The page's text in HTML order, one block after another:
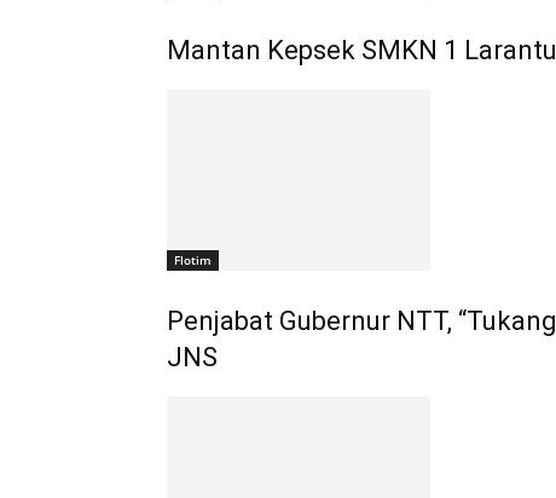
Mantan Kepsek SMKN 1
Flotim
Penjabat Gubernur NTT,
JNS